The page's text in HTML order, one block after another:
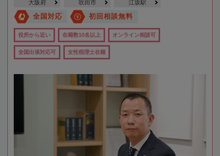
大阪府 吹田市 江坂駅
全国対応 初回相談無料
役所から近い 在籍数10名以上 オンライン相談可
全国出張対応可 女性税理士在籍